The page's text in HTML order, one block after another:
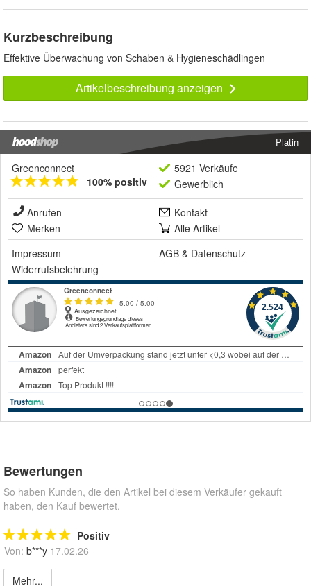
Kurzbeschreibung
Effektive Überwachung von Schaben & Hygieneschädlingen
Artikelbeschreibung anzeigen
Platin
Greenconnect
100% positiv
5921 Verkäufe
Gewerblich
Anrufen
Kontakt
Merken
Alle Artikel
Impressum
AGB & Datenschutz
Widerrufsbelehrung
Bewertungen
So haben Kunden, die den Artikel bei diesem Verkäufer gekauft
haben, den Kauf bewertet.
Positiv
Von: b***y 17.02.26
Mehr...